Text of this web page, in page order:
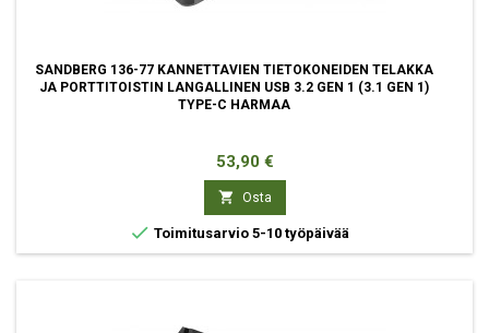
SANDBERG 136-77 KANNETTAVIEN TIETOKONEIDEN TELAKKA
JA PORTTITOISTIN LANGALLINEN USB 3.2 GEN 1 (3.1 GEN 1)
TYPE-C HARMAA
Hinta
53,90 €
 Osta
 Toimitusarvio 5-10 työpäivää